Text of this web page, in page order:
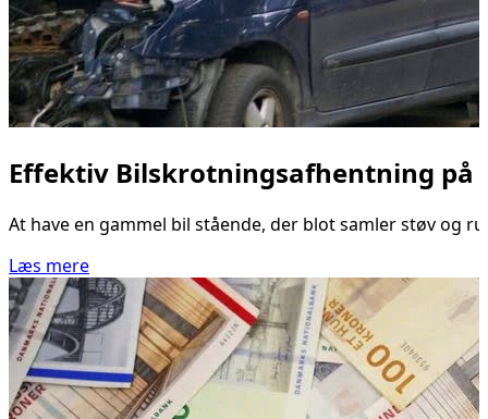
Effektiv Bilskrotningsafhentning på
At have en gammel bil stående, der blot samler støv og
Læs mere